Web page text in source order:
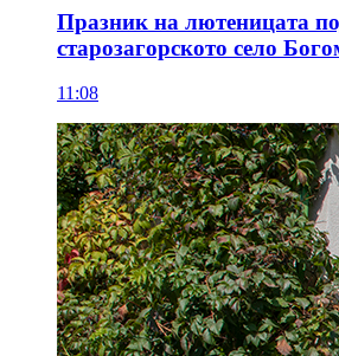
Празник на лютеницата
старозагорското село
11:08